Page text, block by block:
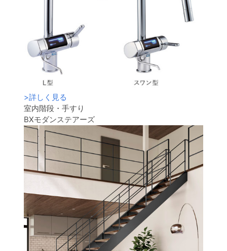
>詳しく見る
室内階段・手すり
BXモダンステアーズ